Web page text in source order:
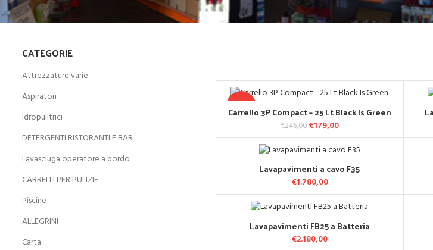
CATEGORIE
Attrezzature varie
Aspiratori
Idropulitrici
DETERGENTI RISTORANTI E BAR
Lavasciuga operatore a bordo
CARRELLI PER PULIZIE
Piscine
ALLEGRINI
Carta
AGGIUNGI AL CARRELLO
Carrello 3P Compact – 25 Lt Black Is Green
€246,00 Il prezzo originale era:
€246,00.
€179,00
è: €179,00.
AGGIUNGI AL CARRELLO
Lavapavimenti a cavo F35
€1.780,00
AGGIUNGI AL CARRELLO
Lavapavimenti FB25 a Batteria
€2.180,00